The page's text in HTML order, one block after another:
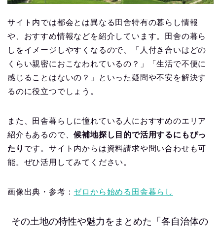
サイト内では都会とは異なる田舎特有の暮らし情報
や、おすすめ情報などを紹介しています。田舎の暮ら
しをイメージしやすくなるので、「人付き合いはどの
くらい親密におこなわれているの？」「生活で不便に
感じることはないの？」といった疑問や不安を解決す
るのに役立つでしょう。
また、田舎暮らしに憧れている人におすすめのエリア
紹介もあるので、候補地探し目的で活用するにもぴっ
たり です。サイト内からは資料請求や問い合わせも可
能。ぜひ活用してみてください。
画像出典・参考： ゼロから始める田舎暮らし
その土地の特性や魅力をまとめた「各自治体の